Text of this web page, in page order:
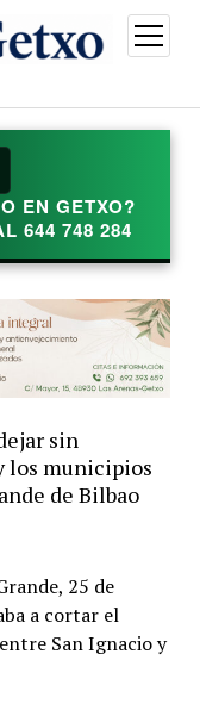
abrir
menú
EN GETXO?
644 748 284
sin
los municipios
de Bilbao
25 de
a cortar el
San Ignacio y